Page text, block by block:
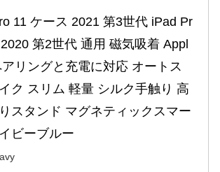
11 ケース 2021 第3世代 iPad Pr
第2世代 通用 磁気吸着 Appl
リングと充電に対応 オートス
ク スリム 軽量 シルク手触り 高
スタンド マグネティックスマー
ビーブルー